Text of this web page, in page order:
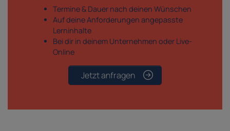
Termine & Dauer nach deinen Wünschen
Auf deine Anforderungen angepasste
Lerninhalte
Bei dir in deinem Unternehmen oder Live-
Online
Jetzt anfragen